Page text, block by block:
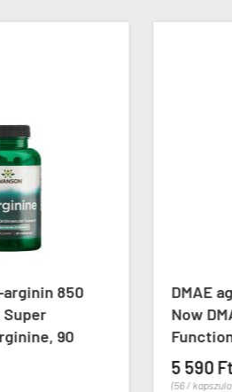
850
90
DMAE
Now
5 590 Ft
(56 / kapszula)